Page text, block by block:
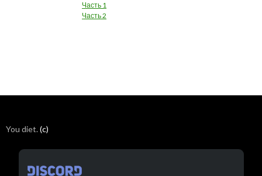
Часть 1
Часть 2
You diet.(c)